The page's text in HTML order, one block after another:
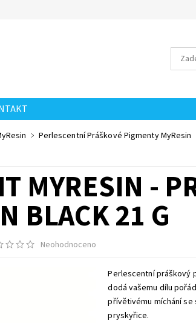
Perlescentní Práškové Pigmenty MyResin
MYRESIN -
BLACK 21 G
Neohodnoceno
Perlescentní práškový
dodá vašemu dílu
přívětivému míchání
pryskyřice.